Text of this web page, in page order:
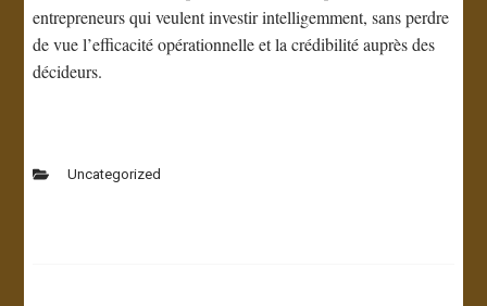
entrepreneurs qui veulent investir intelligemment, sans perdre
de vue l’efficacité opérationnelle et la crédibilité auprès des
décideurs.
Uncategorized